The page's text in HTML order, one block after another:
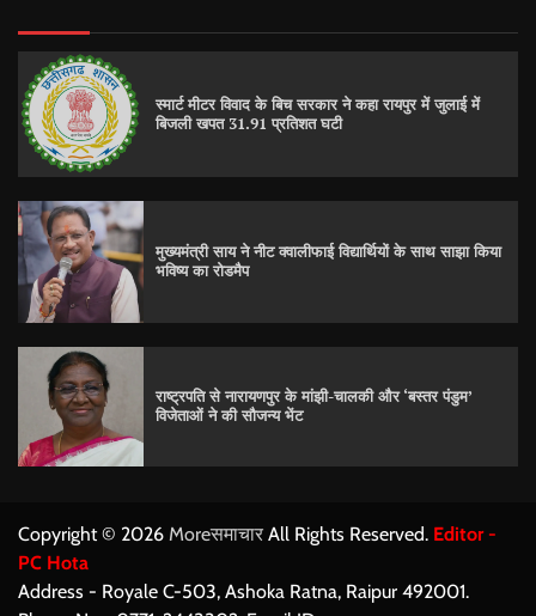
स्मार्ट मीटर विवाद के बिच सरकार ने कहा रायपुर में जुलाई में
बिजली खपत 31.91 प्रतिशत घटी
मुख्यमंत्री साय ने नीट क्वालीफाई विद्यार्थियों के साथ साझा किया
भविष्य का रोडमैप
राष्ट्रपति से नारायणपुर के मांझी-चालकी और ‘बस्तर पंडुम’
विजेताओं ने की सौजन्य भेंट
Copyright © 2026 Moreसमाचार All Rights Reserved. Editor -
PC Hota
Address - Royale C-503, Ashoka Ratna, Raipur 492001.